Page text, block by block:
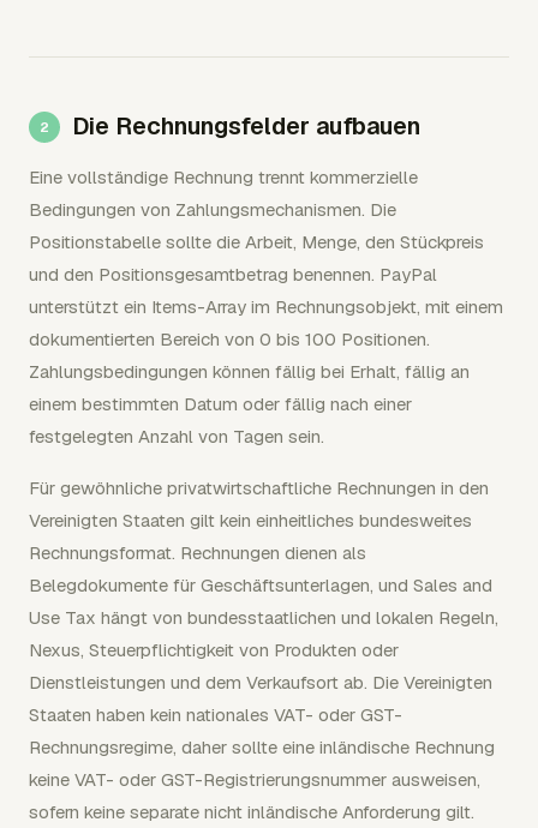
Die Rechnungsfelder aufbauen
Eine vollständige Rechnung trennt kommerzielle
Bedingungen von Zahlungsmechanismen. Die
Positionstabelle sollte die Arbeit, Menge, den Stückpreis
und den Positionsgesamtbetrag benennen. PayPal
unterstützt ein Items-Array im Rechnungsobjekt, mit einem
dokumentierten Bereich von 0 bis 100 Positionen.
Zahlungsbedingungen können fällig bei Erhalt, fällig an
einem bestimmten Datum oder fällig nach einer
festgelegten Anzahl von Tagen sein.
Für gewöhnliche privatwirtschaftliche Rechnungen in den
Vereinigten Staaten gilt kein einheitliches bundesweites
Rechnungsformat. Rechnungen dienen als
Belegdokumente für Geschäftsunterlagen, und Sales and
Use Tax hängt von bundesstaatlichen und lokalen Regeln,
Nexus, Steuerpflichtigkeit von Produkten oder
Dienstleistungen und dem Verkaufsort ab. Die Vereinigten
Staaten haben kein nationales VAT- oder GST-
Rechnungsregime, daher sollte eine inländische Rechnung
keine VAT- oder GST-Registrierungsnummer ausweisen,
sofern keine separate nicht inländische Anforderung gilt.